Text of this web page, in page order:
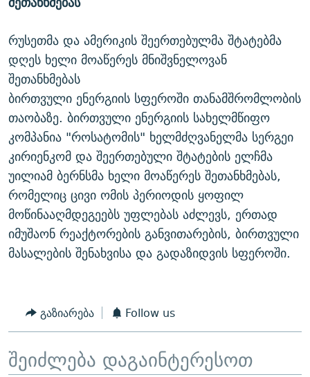
ᲓᲘᲚᲘᲡ ᲡᲐᲣᲑᲠᲔᲑᲘ
ᲛᲝᲚᲐᲞᲐᲠᲐᲙᲔ ᲢᲔᲥᲡᲢᲔᲑᲘ
ᲨᲘᲜ - ᲣᲪᲮᲝᲔᲗᲨᲘ
ᲚᲘᲢᲔᲠᲐᲢᲣᲠᲣᲚᲘ ᲬᲐᲮᲜᲐᲒᲔᲑᲘ
ᲐᲛᲔᲠᲘᲙᲣᲚᲘ ᲛᲝᲗᲮᲠᲝᲑᲐ
ᲘᲛᲞᲔᲠᲘᲐ ᲓᲐ ᲠᲐᲓᲘᲝ
ᲓᲐᲛᲝᲣᲙᲘᲓᲔᲑᲚᲝᲑᲘᲡ 100 ᲬᲔᲚᲘ
ᲩᲔᲛᲘ ᲡᲘᲙᲕᲓᲘᲚᲘᲡ ᲛᲘᲖᲔᲖᲘᲐ COVID-19
11 ᲬᲔᲚᲘ - 11 ᲐᲛᲑᲐᲕᲘ
ᲡᲐᲞᲐᲠᲚᲐᲛᲔᲜᲢᲝ ᲐᲠᲩᲔᲕᲜᲔᲑᲘᲡ ᲘᲡᲢᲝᲠᲘᲐ
ᲑᲐᲕᲨᲕᲔᲑᲘ ᲞᲠᲝᲡᲢᲘᲢᲣᲪᲘᲐᲨᲘ - ᲐᲛᲝᲣᲗᲥᲛᲔᲚᲘ ᲐᲛᲑᲐᲕᲘ
5 ᲐᲛᲑᲐᲕᲘ - 20 ᲘᲕᲜᲘᲡᲡ ᲓᲐᲨᲐᲕᲔᲑᲣᲚᲔᲑᲘ
ᲐᲒᲕᲘᲡᲢᲝᲡ ᲝᲛᲘ
ПРИВЕТ ᲙᲣᲚᲢᲣᲠᲐ
ЭХО КАВКАЗА
ᲒᲐᲛᲝᲘᲬᲔᲠᲔ
რთე/რთ-ის ყველა საიტი
რუსეთმა და ამერიკის შეერთებულმა შტატებმა
დღეს ხელი მოაწერეს მნიშვნელოვან
შეთანხმებას
ბირთვული ენერგიის სფეროში თანამშრომლობის
თაობაზე. ბირთვული ენერგიის სახელმწიფო
კომპანია "როსატომის" ხელმძღვანელმა სერგეი
კირიენკომ და შეერთებული შტატების ელჩმა
უილიამ ბერნსმა ხელი მოაწერეს შეთანხმებას,
რომელიც ცივი ომის პერიოდის ყოფილ
მოწინააღმდეგეებს უფლებას აძლევს, ერთად
იმუშაონ რეაქტორების განვითარების, ბირთვული
მასალების შენახვისა და გადაზიდვის სფეროში.
გაზიარება Follow us
შეიძლება დაგაინტერესოთ